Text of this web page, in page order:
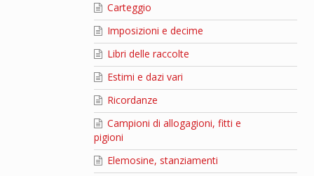
Carteggio
Imposizioni e decime
Libri delle raccolte
Estimi e dazi vari
Ricordanze
Campioni di allogagioni, fitti e
pigioni
Elemosine, stanziamenti